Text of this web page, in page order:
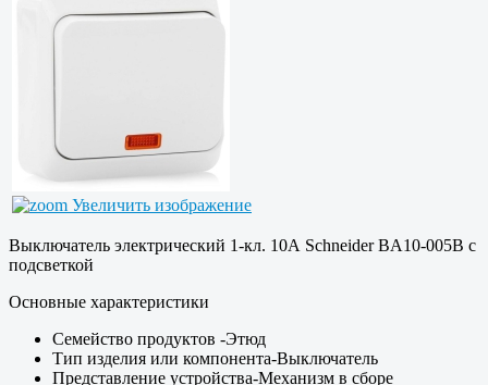
Увеличить изображение
Выключатель электрический 1-кл. 10А Schneider BA10-005В с
подсветкой
Основные характеристики
Семейство продуктов -Этюд
Тип изделия или компонента-Выключатель
Представление устройства-Механизм в сборе